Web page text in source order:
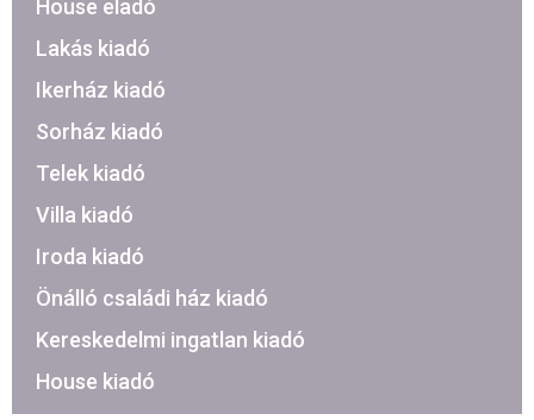
House eladó
Lakás kiadó
Ikerház kiadó
Sorház kiadó
Telek kiadó
Villa kiadó
Iroda kiadó
Önálló családi ház kiadó
Kereskedelmi ingatlan kiadó
House kiadó